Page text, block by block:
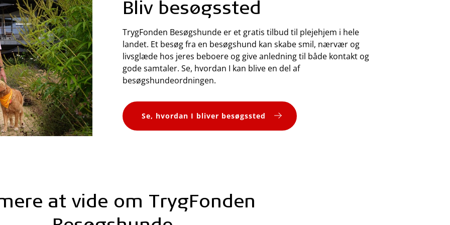
Bliv besøgssted
TrygFonden Besøgshunde er et gratis tilbud til plejehjem i hele
landet. Et besøg fra en besøgshund kan skabe smil, nærvær og
livsglæde hos jeres beboere og give anledning til både kontakt og
gode samtaler. Se, hvordan I kan blive en del af
besøgshundeordningen.
Se, hvordan I bliver besøgssted
at vide om TrygFonden